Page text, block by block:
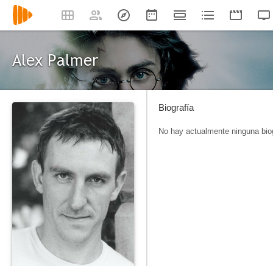
Alex Palmer
Biografía
No hay actualmente ninguna